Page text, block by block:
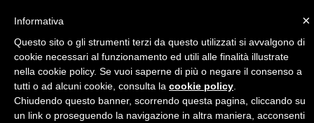
+3906 91 60 70 07
×
Informativa
Questo sito o gli strumenti terzi da questo utilizzati si avvalgono di
cookie necessari al funzionamento ed utili alle finalità illustrate
nella cookie policy. Se vuoi saperne di più o negare il consenso a
tutti o ad alcuni cookie, consulta la cookie policy
Chiudendo questo banner, scorrendo questa pagina, cliccando su
un link o proseguendo la navigazione in altra maniera, acconsenti